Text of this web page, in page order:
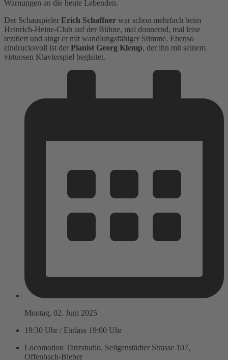
Warnungen an die heute Lebenden.
Der Schauspieler Erich Schaffner war schon mehrfach beim
Heinrich-Heine-Club auf der Bühne, mal donnernd, mal leise
rezitiert und singt er mit wandlungsfähiger Stimme. Ebenso
eindrucksvoll ist der Pianist Georg Klemp, der ihn mit seinem
virtuosen Klavierspiel begleitet.
Montag, 02. Juni 2025
19:30 Uhr / Einlass 19:00 Uhr
Locomotion Tanzstudio, Seligenstädter Strasse 107,
Offenbach-Bieber